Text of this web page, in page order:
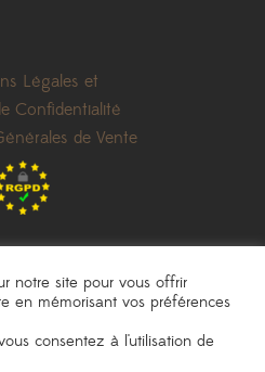
Légales et
Confidentialité
de Vente
indicatif et peuvent être modifiés sans
notre site pour vous offrir
en mémorisant vos préférences
consentez à l'utilisation de